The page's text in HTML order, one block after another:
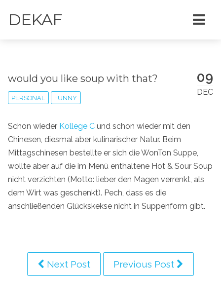
DEKAF
09
DEC
would you like soup with that?
PERSONAL FUNNY
Schon wieder Kollege C und schon wieder mit den
Chinesen, diesmal aber kulinarischer Natur. Beim
Mittagschinesen bestellte er sich die WonTon Suppe,
wollte aber auf die im Menü enthaltene Hot & Sour Soup
nicht verzichten (Motto: lieber den Magen verrenkt, als
dem Wirt was geschenkt). Pech, dass es die
anschließenden Glückskekse nicht in Suppenform gibt.
Next Post Previous Post